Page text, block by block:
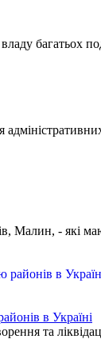
багатьох
- які
в Україні
та